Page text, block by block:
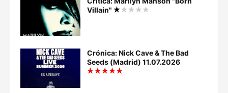
Villain"
Crónica: Nick Cave & The Bad
Seeds (Madrid) 11.07.2026